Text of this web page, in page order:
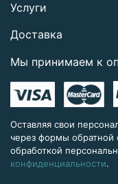
Услуги
Доставка
Мы принимаем к
Оставляя свои
через формы обратной
обработкой
конфиденциальности.